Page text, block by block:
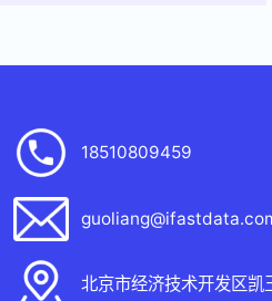
18510809459
北京市经济技术开发区凯